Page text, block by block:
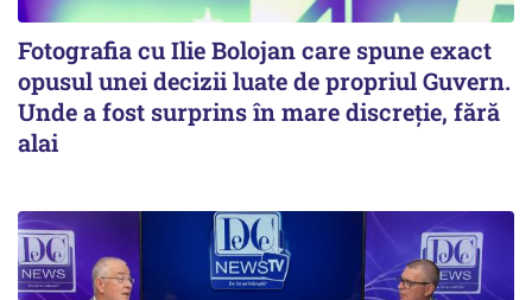
Fotografia cu Ilie Bolojan care spune exact
opusul unei decizii luate de propriul Guvern.
Unde a fost surprins în mare discreție, fără
alai